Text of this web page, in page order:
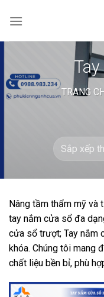
qua
TRANG
Nâng tầm thẩm mỹ và
tay nắm cửa sổ đa
cửa sổ trượt; Tay nắm
khóa. Chúng tôi mang
chất liệu bền bỉ, phù